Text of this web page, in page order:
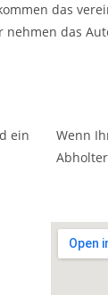
das
das
ein
Wenn